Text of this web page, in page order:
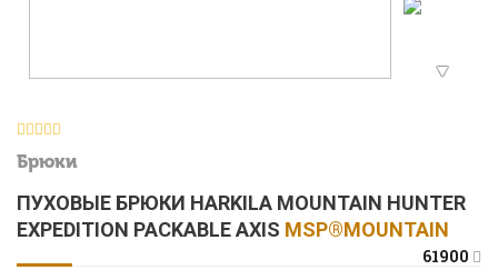
Брюки
ПУХОВЫЕ БРЮКИ HARKILA MOUNTAIN HUNTER
EXPEDITION PACKABLE AXIS MSP®MOUNTAIN
61900